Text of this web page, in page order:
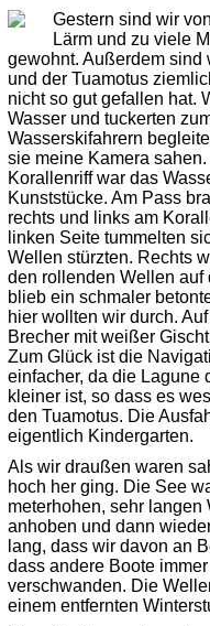
Gestern sind wir
Lärm und zu viele
gewohnt. Außerdem sind
und der Tuamotus
nicht so gut gefallen hat.
Wasser und tuckerten
Wasserskifahrern
sie meine Kamera
Korallenriff war das
Kunststücke. Am Pass
rechts und links am
linken Seite tummelten
Wellen stürzten. Rechts
den rollenden Wellen auf
blieb ein schmaler
hier wollten wir durch.
Brecher mit weißer
Zum Glück ist die
einfacher, da die Lagune
kleiner ist, so dass es
den Tuamotus. Die
eigentlich Kindergarten.
Als wir draußen waren
hoch her ging. Die See
meterhohen, sehr
anhoben und dann
lang, dass wir davon an
dass andere Boote
verschwanden. Die
einem entfernten